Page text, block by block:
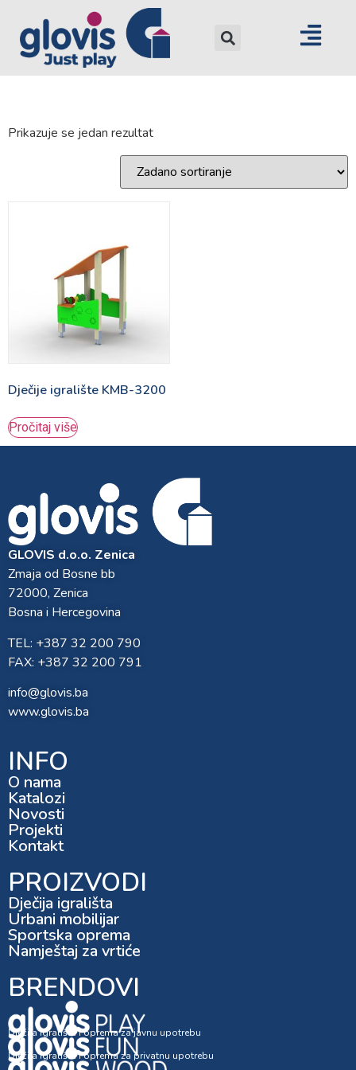
Prikazuje se jedan rezultat
Dječije igralište KMB-3200
Pročitaj više
GLOVIS d.o.o. Zenica
Zmaja od Bosne bb
72000, Zenica
Bosna i Hercegovina
TEL: +387 32 200 790
FAX: +387 32 200 791
info@glovis.ba
www.glovis.ba
INFO
O nama
Katalozi
Novosti
Projekti
Kontakt
PROIZVODI
Dječija igrališta
Urbani mobilijar
Sportska oprema
Namještaj za vrtiće
BRENDOVI
Dječija igrališta i oprema za javnu upotrebu
Dječija igrališta i oprema za privatnu upotrebu